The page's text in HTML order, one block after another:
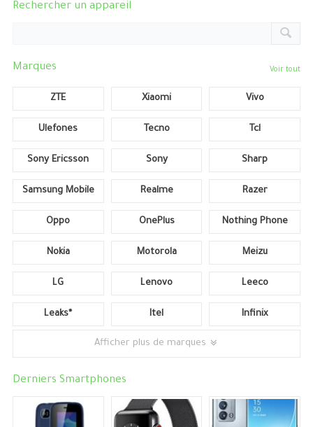
Rechercher un appareil
Marques Voir tout
ZTE Xiaomi Vivo
Ulefones Tecno Tcl
Sony Ericsson Sony Sharp
Samsung Mobile Realme Razer
Oppo OnePlus Nothing Phone
Nokia Motorola Meizu
LG Lenovo Leeco
Leaks* Itel Infinix
Afficher plus de marques
Derniers Smartphones